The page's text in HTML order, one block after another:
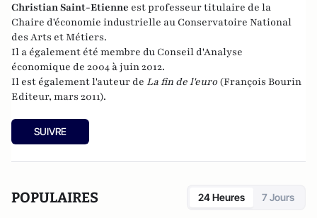
Christian Saint-Etienne est professeur titulaire de la
Chaire d'économie industrielle au Conservatoire National
des Arts et Métiers.
Il a également été membre du Conseil d'Analyse
économique de 2004 à juin 2012.
Il est également l'auteur de La fin de l'euro(François Bourin
Editeur, mars 2011).
SUIVRE
POPULAIRES 24 Heures 7 Jours